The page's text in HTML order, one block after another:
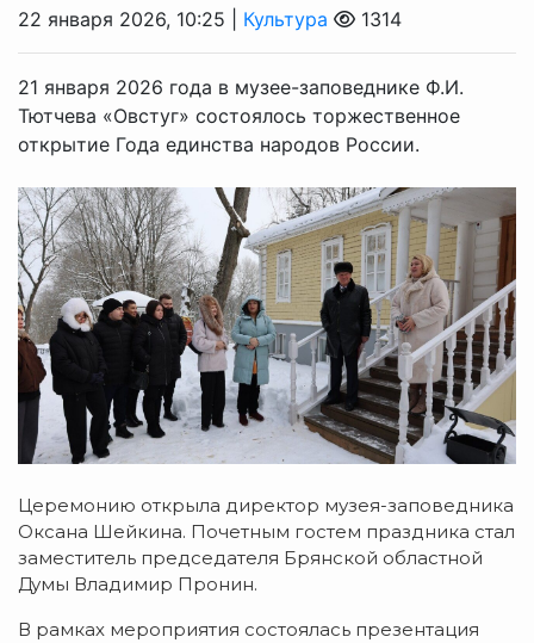
22 января 2026, 10:25 | Культура 1314
21 января 2026 года в музее-заповеднике Ф.И.
Тютчева «Овстуг» состоялось торжественное
открытие Года единства народов России.
Церемонию открыла директор музея-заповедника
Оксана Шейкина. Почетным гостем праздника стал
заместитель председателя Брянской областной
Думы Владимир Пронин.
В рамках мероприятия состоялась презентация